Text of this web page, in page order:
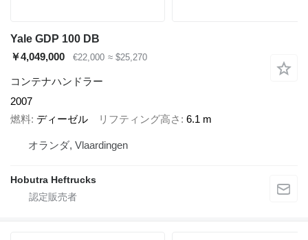
Yale GDP 100 DB
￥4,049,000
€22,000 ≈ $25,270
コンテナハンドラー
2007
燃料 ディーゼル リフティング高さ 6.1 m
オランダ, Vlaardingen
Hobutra Heftrucks